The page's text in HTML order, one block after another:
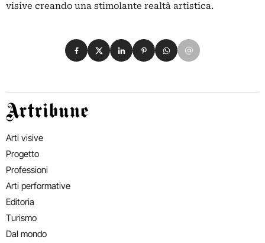
visive creando una stimolante realtà artistica.
Condividi su Facebook
Condividi su X
Condividi su LinkedIn
Condividi su Pinterest
Condividi su WhatsApp
Condividi su Email
Artribune
Arti visive
Progetto
Professioni
Arti performative
Editoria
Turismo
Dal mondo